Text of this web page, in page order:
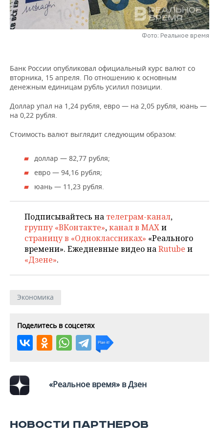
НЕФТЕХИМИЯ
НЕФТЬ
ЭНЕРГЕТИКА
РОЗНИЧНАЯ ТОРГОВЛЯ
НОВОСТИ ТЕХНОЛОГИЙ
ТЕЛЕКОММУНИКАЦИИ
МЕРОПРИЯТИЯ
ВЫЕЗДНАЯ РЕДАКЦИЯ
БИЗНЕС-БРАНЧИ
ONLINE-КОНФЕРЕНЦИИ
ОТКРЫТАЯ ЛЕКЦИЯ
НОВОСТИ СПОРТА
ФУТБОЛ
ХОККЕЙ
БАСКЕТБОЛ
КИБЕРСПОРТ
ВОДНЫЕ ВИДЫ СПОРТА
ХОККЕЙ С МЯЧОМ
ОБЩЕСТВО
НОВОСТИ ОБЩЕСТВА
ВЛАСТЬ
ИНФРАСТРУКТУРА
КУЛЬТУРА
ОБРАЗОВАНИЕ
ПРОИСШЕСТВИЯ
ФОТОГАЛЕРЕЯ
СЮЖЕТЫ
СПРАВОЧНИК
СПИСОК КОМПАНИЙ
ПОЛНАЯ ВЕРСИЯ
Фото: Реальное время
Банк России опубликовал официальный курс валют со
вторника, 15 апреля. По отношению к основным
денежным единицам рубль усилил позиции.
Доллар упал на 1,24 рубля, евро — на 2,05 рубля, юань —
на 0,22 рубля.
Стоимость валют выглядит следующим образом:
доллар — 82,77 рубля;
евро — 94,16 рубля;
юань — 11,23 рубля.
Подписывайтесь на телеграм-канал,
группу «ВКонтакте»,канал в MAXи
страницу в «Одноклассниках» «Реального
времени». Ежедневные видео наRutube и
«Дзене».
Экономика
Поделитесь в соцсетях
«Реальное время» в Дзен
НОВОСТИ ПАРТНЕРОВ